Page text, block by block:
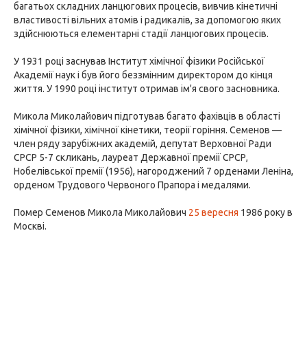
багатьох складних ланцюгових процесів, вивчив кінетичні
властивості вільних атомів і радикалів, за допомогою яких
здійснюються елементарні стадії ланцюгових процесів.
У 1931 році заснував Інститут хімічної фізики Російської
Академії наук і був його беззмінним директором до кінця
життя. У 1990 році інститут отримав ім'я свого засновника.
Микола Миколайович підготував багато фахівців в області
хімічної фізики, хімічної кінетики, теорії горіння. Семенов —
член ряду зарубіжних академій, депутат Верховної Ради
СРСР 5-7 скликань, лауреат Державної премії СРСР,
Нобелівської премії (1956), нагороджений 7 орденами Леніна,
орденом Трудового Червоного Прапора і медалями.
Помер Семенов Микола Миколайович 25 вересня 1986 року в
Москві.